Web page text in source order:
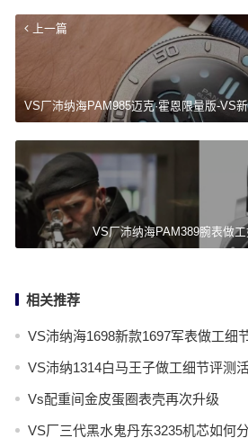
上一篇
VS厂沛纳海PAM985迈克·霍恩限量版-VS
VS厂沛纳海PAM389腕表做
相关推荐
VS沛纳海1698新款1697军表做工细
VS沛纳1314白马王子做工细节评测
Vs配重间金皮蛋圈表壳再次升级
VS厂三代黑水鬼丹东3235机芯如何